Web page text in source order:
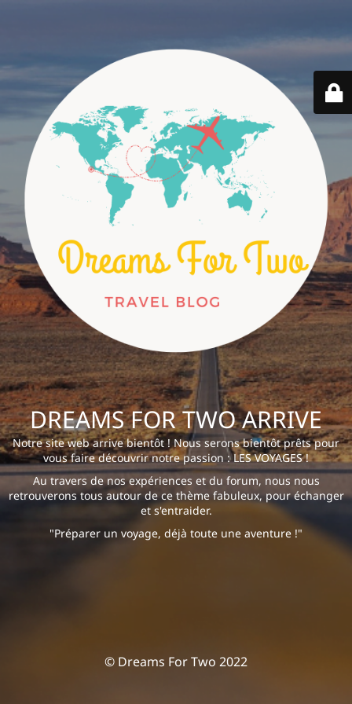
DREAMS FOR TWO ARRIVE
Notre site web arrive bientôt ! Nous serons bientôt prêts pour
vous faire découvrir notre passion : LES VOYAGES !
Au travers de nos expériences et du forum, nous nous
retrouverons tous autour de ce thème fabuleux, pour échanger
et s'entraider.
"Préparer un voyage, déjà toute une aventure !"
© Dreams For Two 2022